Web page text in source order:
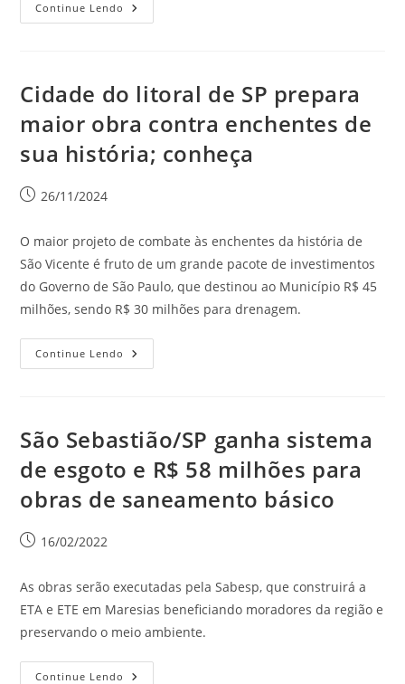
Continue Lendo
Cidade do litoral de SP prepara
maior obra contra enchentes de
sua história; conheça
26/11/2024
O maior projeto de combate às enchentes da história de
São Vicente é fruto de um grande pacote de investimentos
do Governo de São Paulo, que destinou ao Município R$ 45
milhões, sendo R$ 30 milhões para drenagem.
Continue Lendo
São Sebastião/SP ganha sistema
de esgoto e R$ 58 milhões para
obras de saneamento básico
16/02/2022
As obras serão executadas pela Sabesp, que construirá a
ETA e ETE em Maresias beneficiando moradores da região e
preservando o meio ambiente.
Continue Lendo